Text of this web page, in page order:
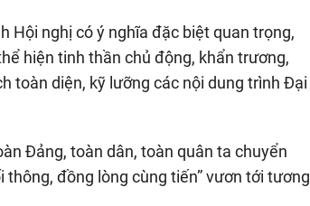
Hội nghị có ý nghĩa đặc biệt quan trọng,
hiện tinh thần chủ động, khẩn trương,
toàn diện, kỹ lưỡng các nội dung trình Đại
Đảng, toàn dân, toàn quân ta chuyển
thông, đồng lòng cùng tiến” vươn tới tương